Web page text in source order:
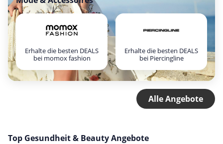
Erhalte die besten DEALS
bei momox fashion
Erhalte die besten DEALS
bei Piercingline
Alle Angebote
Top Gesundheit & Beauty Angebote